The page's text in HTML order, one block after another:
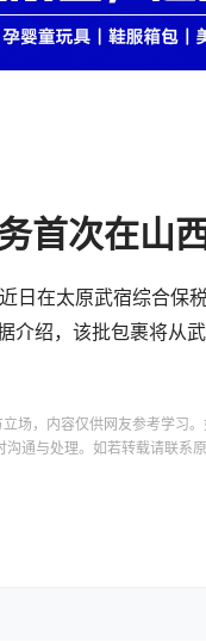
首次在山
日在太原武宿综合
介绍，该批包裹将
场，内容仅供网友参考学
沟通与处理。如若转载请联系